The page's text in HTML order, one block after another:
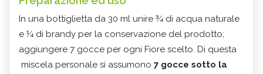
In una bottiglietta da 30 ml unire ¾ di acqua naturale
e ¼ di brandy per la conservazione del prodotto;
aggiungere 7 gocce per ogni Fiore scelto. Di questa
miscela personale si assumono 7 gocce sotto la